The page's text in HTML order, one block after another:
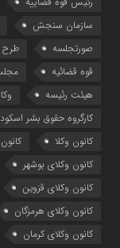
سازمان سنجش
صورتجلسه
طرح
قوه قضائیه
هیئت رئیسه
کارگروه حقوق بشر
کانون وکلا
کانون وکلای بوشهر
کانون وکلای قزوین
کانون وکلای هرمزگان
کانون وکلای کرمان